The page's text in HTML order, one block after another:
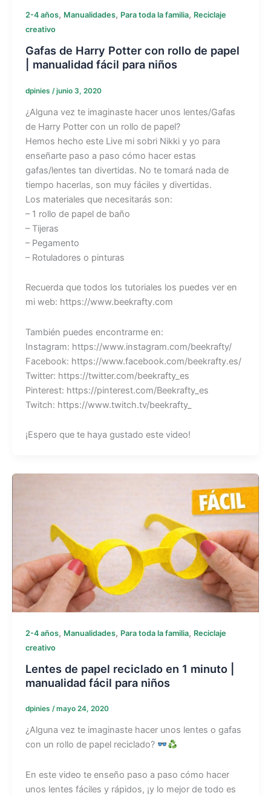
2-4 años, Manualidades, Para toda la familia, Reciclaje
creativo
Gafas de Harry Potter con rollo de papel
| manualidad fácil para niños
dpinies /junio 3, 2020
¿Alguna vez te imaginaste hacer unos lentes/Gafas
de Harry Potter con un rollo de papel?
Hemos hecho este Live mi sobri Nikki y yo para
enseñarte paso a paso cómo hacer estas
gafas/lentes tan divertidas. No te tomará nada de
tiempo hacerlas, son muy fáciles y divertidas.
Los materiales que necesitarás son:
– 1 rollo de papel de baño
– Tijeras
– Pegamento
– Rotuladores o pinturas
Recuerda que todos los tutoriales los puedes ver en
mi web: https://www.beekrafty.com
También puedes encontrarme en:
Instagram: https://www.instagram.com/beekrafty/
Facebook: https://www.facebook.com/beekrafty.es/
Twitter: https://twitter.com/beekrafty_es
Pinterest: https://pinterest.com/Beekrafty_es
Twitch: https://www.twitch.tv/beekrafty_
¡Espero que te haya gustado este video!
2-4 años, Manualidades, Para toda la familia, Reciclaje
creativo
Lentes de papel reciclado en 1 minuto |
manualidad fácil para niños
dpinies /mayo 24, 2020
¿Alguna vez te imaginaste hacer unos lentes o gafas
con un rollo de papel reciclado?
En este video te enseño paso a paso cómo hacer
unos lentes fáciles y rápidos, ¡y lo mejor de todo es